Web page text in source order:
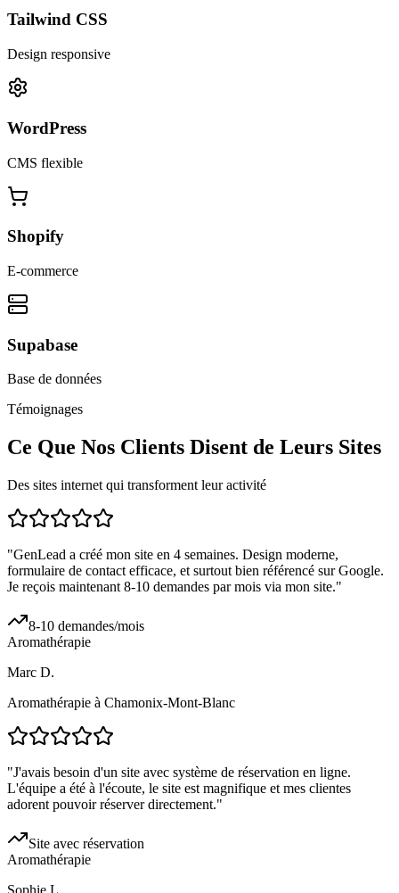
Tailwind CSS
Design responsive
WordPress
CMS flexible
Shopify
E-commerce
Supabase
Base de données
Témoignages
Ce Que Nos Clients Disent de Leurs Sites
Des sites internet qui transforment leur activité
"GenLead a créé mon site en 4 semaines. Design moderne,
formulaire de contact efficace, et surtout bien référencé sur Google.
Je reçois maintenant 8-10 demandes par mois via mon site."
8-10 demandes/mois
Aromathérapie
Marc D.
Aromathérapie à Chamonix-Mont-Blanc
"J'avais besoin d'un site avec système de réservation en ligne.
L'équipe a été à l'écoute, le site est magnifique et mes clientes
adorent pouvoir réserver directement."
Site avec réservation
Aromathérapie